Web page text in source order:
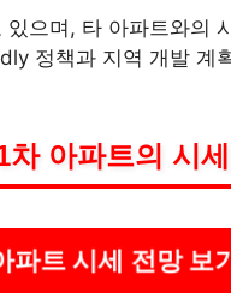
으며, 타 아파트와의
정책과 지역 개발 계
아파트의 시
파트 시세 전망 보기